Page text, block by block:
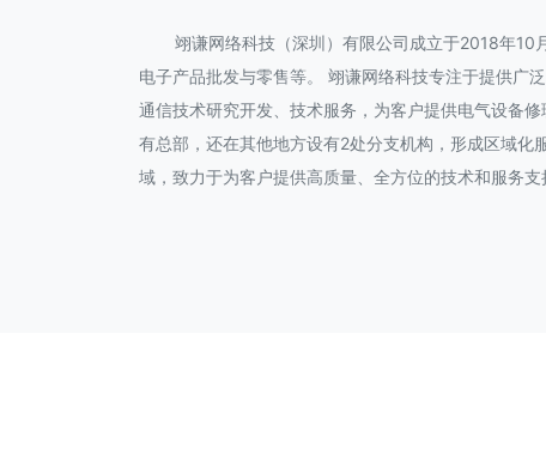
翊谦网络科技（深圳）有限公司成立于2018年10
电子产品批发与零售等。 翊谦网络科技专注于提供广
通信技术研究开发、技术服务，为客户提供电气设备
有总部，还在其他地方设有2处分支机构，形成区域
域，致力于为客户提供高质量、全方位的技术和服务支